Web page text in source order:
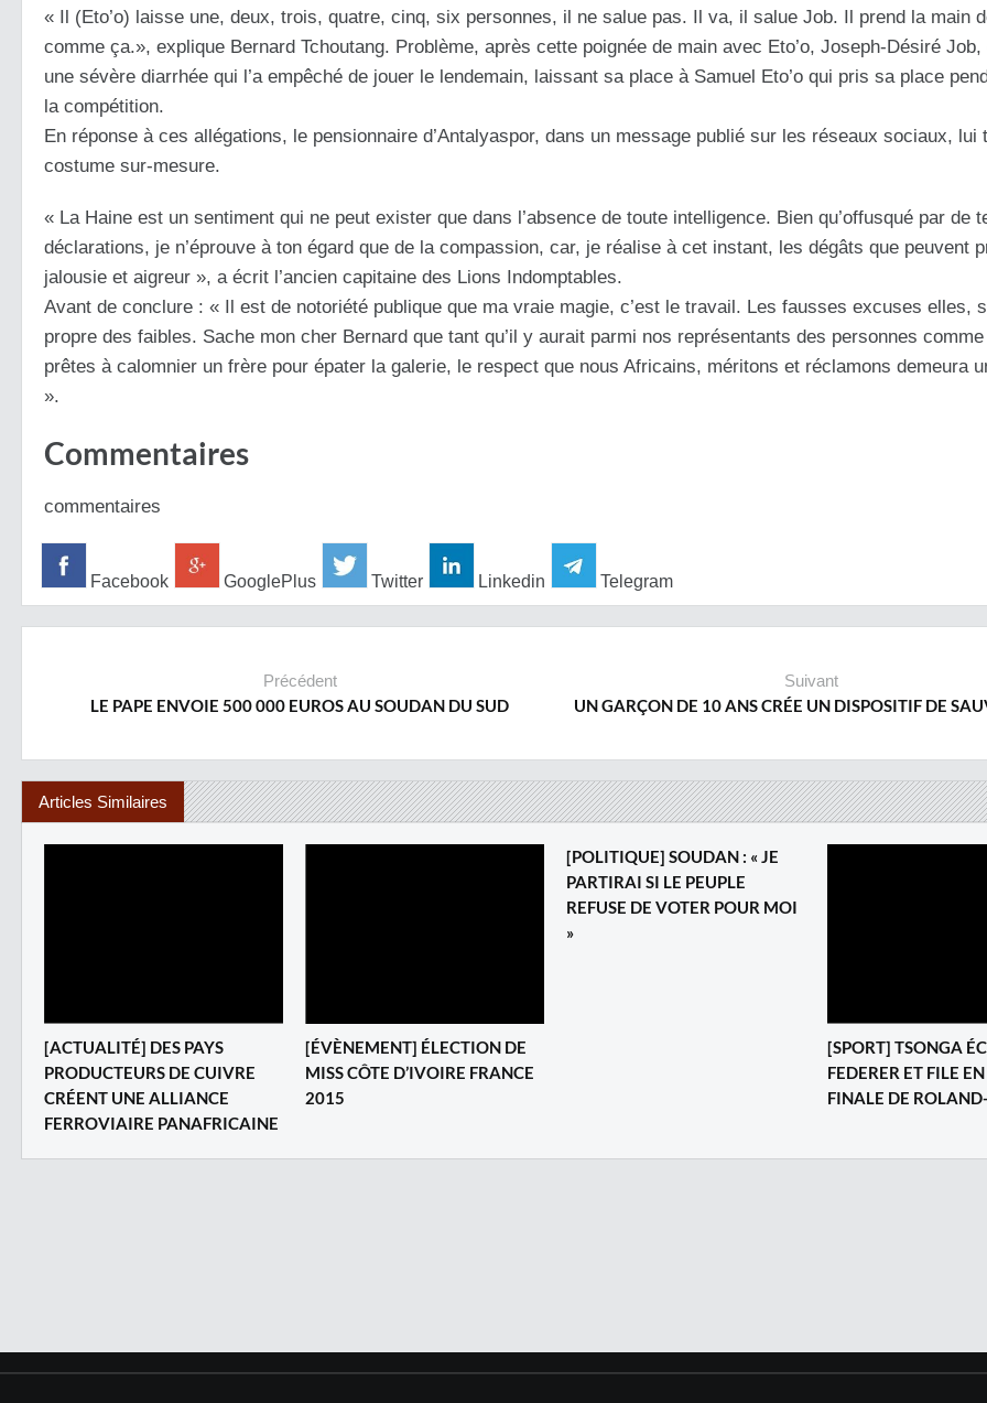
« Il (Eto’o) laisse une, deux, trois, quatre, cinq, six personnes, il ne salue pas. Il va, il salue Job. Il prend la main
comme ça.», explique Bernard Tchoutang. Problème, après cette poignée de main avec Eto’o, Joseph-Désiré
une sévère diarrhée qui l’a empêché de jouer le lendemain, laissant sa place à Samuel Eto’o qui pris sa place
la compétition.
En réponse à ces allégations, le pensionnaire d’Antalyaspor, dans un message publié sur les réseaux sociaux, lui
costume sur-mesure.
« La Haine est un sentiment qui ne peut exister que dans l’absence de toute intelligence. Bien qu’offusqué par de
déclarations, je n’éprouve à ton égard que de la compassion, car, je réalise à cet instant, les dégâts que peuvent
jalousie et aigreur », a écrit l’ancien capitaine des Lions Indomptables.
Avant de conclure : « Il est de notoriété publique que ma vraie magie, c’est le travail. Les fausses excuses elles,
propre des faibles. Sache mon cher Bernard que tant qu’il y aurait parmi nos représentants des personnes
prêtes à calomnier un frère pour épater la galerie, le respect que nous Africains, méritons et réclamons demeura
».
Commentaires
commentaires
Facebook GooglePlus Twitter Linkedin Telegram
Précédent
LE PAPE ENVOIE 500 000 EUROS AU SOUDAN DU SUD
Suivant
UN GARÇON DE 10 ANS CRÉE UN DISPOSITIF DE
Articles Similaires
[ACTUALITÉ] DES PAYS
PRODUCTEURS DE CUIVRE
CRÉENT UNE ALLIANCE
FERROVIAIRE PANAFRICAINE
[ÉVÈNEMENT] ÉLECTION DE
MISS CÔTE D’IVOIRE FRANCE
2015
[POLITIQUE] SOUDAN : « JE
PARTIRAI SI LE PEUPLE
REFUSE DE VOTER POUR MOI
»
[SPORT] TSONGA
FEDERER ET FILE
FINALE DE